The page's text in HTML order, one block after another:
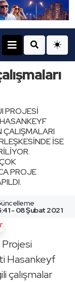
PROJESİ
ÇALIŞMALARI
İSE
PROJE
- 08 Şubat 2021
Projesi
Hasankeyf
çalışmalar